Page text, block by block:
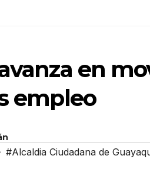
en
empleo
#Alcaldia Ciudadana de